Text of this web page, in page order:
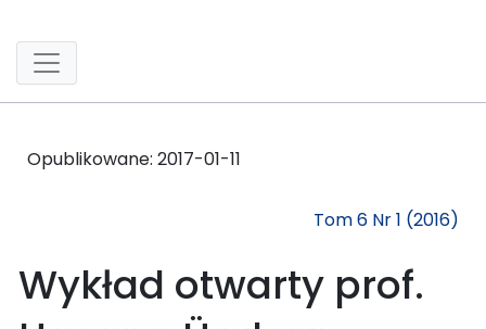
Opublikowane: 2017-01-11
Tom 6 Nr 1 (2016)
Wykład otwarty prof.